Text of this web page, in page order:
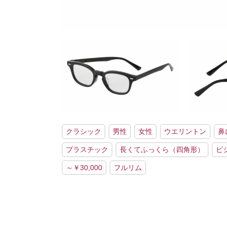
クラシック 男性 女性 ウエリントン 鼻
プラスチック 長くてふっくら（四角形） ビ
～￥30,000 フルリム